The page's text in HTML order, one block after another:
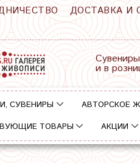
ДОСТАВКА И
и в
СУВЕНИРЫ АВТОРСКОЕ
ТОВАРЫ
АКЦИИ